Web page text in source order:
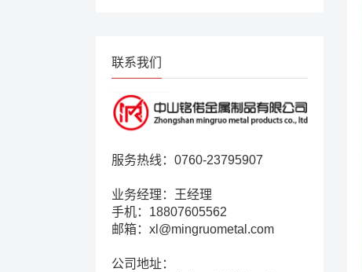
联系我们
服务热线：0760-23795907
业务经理：王经理
手机：18807605562
邮箱：xl@mingruometal.com
公司地址：